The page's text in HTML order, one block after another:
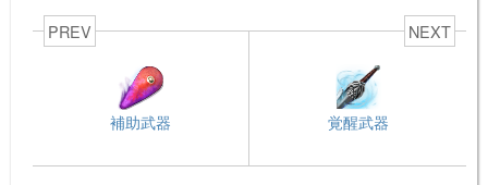
PREV
補助武器
NEXT
覚醒武器